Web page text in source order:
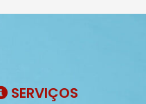
SERVIÇOS